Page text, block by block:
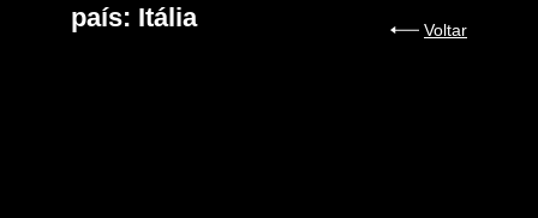
país: Itália
Voltar